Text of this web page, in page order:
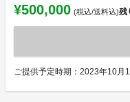
¥500,000 (税込/送料込)残
ご提供予定時期：2023年10月